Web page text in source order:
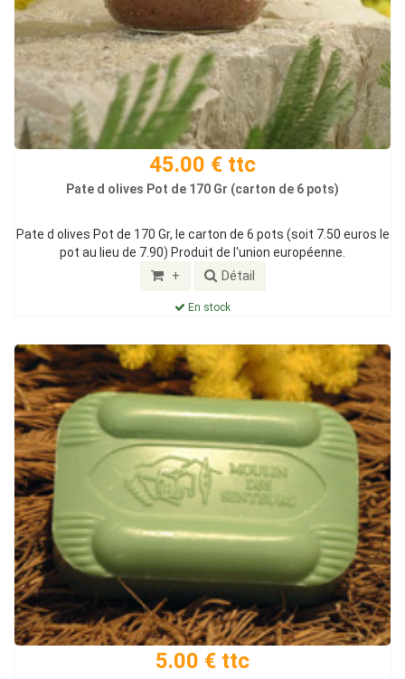
45.00 € ttc
Pate d olives Pot de 170 Gr (carton de 6 pots)
Pate d olives Pot de 170 Gr, le carton de 6 pots (soit 7.50 euros le
pot au lieu de 7.90) Produit de l'union européenne.
+ Détail
En stock
5.00 € ttc